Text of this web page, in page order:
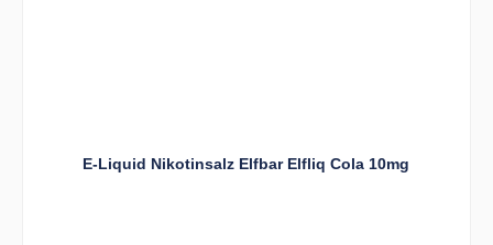
E-Liquid Nikotinsalz Elfbar Elfliq Cola 10mg